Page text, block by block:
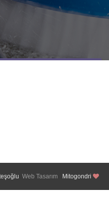
Web Tasarım Mitogondri